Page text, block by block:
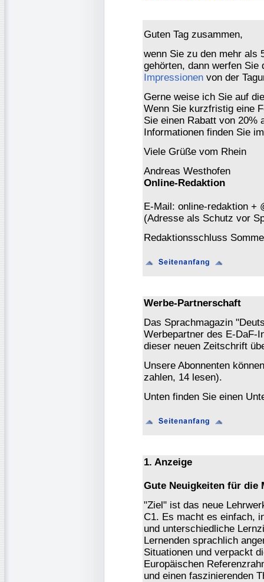
Guten Tag zusammen,
wenn Sie zu den mehr als
gehörten, dann werfen
Impressionen von der
Gerne weise ich Sie auf
Wenn Sie kurzfristig eine
Sie einen Rabatt von 20%
Informationen finden Sie
Viele Grüße vom Rhein
Andreas Westhofen
Online-Redaktion
E-Mail: online-redaktion +
(Adresse als Schutz vor
Redaktionsschluss
Werbe-Partnerschaft
Das Sprachmagazin
Werbepartner des E-DaF-
dieser neuen Zeitschrift
Unsere Abonnenten
zahlen, 14 lesen).
Unten finden Sie einen
1. Anzeige
Gute Neuigkeiten für die
"Ziel" ist das neue
C1. Es macht es einfach,
und unterschiedliche
Lernenden sprachlich
Situationen und verpackt
Europäischen
und einen faszinierenden